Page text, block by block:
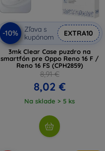
-10%
Zľava s
kupónom
EXTRA10
3mk Clear Case puzdro na
smartfón pre Oppo Reno 16 F /
Reno 16 FS (CPH2859)
8,91 €
8,02 €
Na sklade > 5 ks